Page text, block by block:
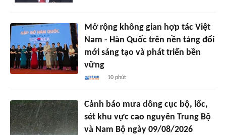
Mở rộng không gian hợp tác Việt
Nam - Hàn Quốc trên nền tảng đổi
mới sáng tạo và phát triển bền
vững
10 phút
Cảnh báo mưa dông cục bộ, lốc,
sét khu vực cao nguyên Trung Bộ
và Nam Bộ ngày 09/08/2026